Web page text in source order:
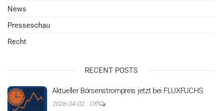
News
Presseschau
Recht
RECENT POSTS
Aktueller Börsenstrompreis jetzt bei FLUXFUCHS
2026-04-02 Off